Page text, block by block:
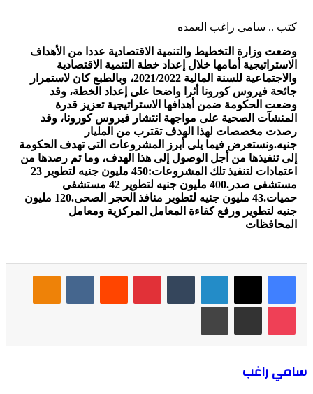
كتب .. سامى راغب العمده
وضعت وزارة التخطيط والتنمية الاقتصادية عددا من الأهداف
الاستراتيجية أمامها خلال إعداد خطة التنمية الاقتصادية
والاجتماعية للسنة المالية 2021/2022، وبالطبع كان لاستمرار
جائحة فيروس كورونا أثرا واضحا على إعداد الخطة، وقد
وضعت الحكومة ضمن أهدافها الاستراتيجية تعزيز قدرة
المنشآت الصحية على مواجهة انتشار فيروس كورونا، وقد
رصدت مخصصات لهذا الهدف تقترب من المليار
جنيه.ونستعرض فيما يلى أبرز المشروعات التى تهدف الحكومة
إلى تنفيذها من أجل الوصول إلى هذا الهدف، وما تم رصدها من
اعتمادات لتنفيذ تلك المشروعات:450 مليون جنيه لتطوير 23
مستشفى صدر.400 مليون جنيه لتطوير 42 مستشفى
حميات.43 مليون جنيه لتطوير منافذ الحجر الصحى.120 مليون
جنيه لتطوير ورفع كفاءة المعامل المركزية ومعامل
المحافظات
فيسبوك‫X لينكدإن بينتيريست
‫Pocket مشاركة عبر البريد طباعة
سامي راغب